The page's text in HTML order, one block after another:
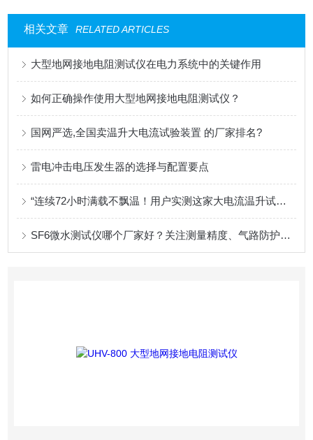
相关文章 RELATED ARTICLES
大型地网接地电阻测试仪在电力系统中的关键作用
如何正确操作使用大型地网接地电阻测试仪？
国网严选,全国卖温升大电流试验装置 的厂家排名?
雷电冲击电压发生器的选择与配置要点
“连续72小时满载不飘温！用户实测这家大电流温升试验台真扛造”
SF6微水测试仪哪个厂家好？关注测量精度、气路防护与长期稳定性